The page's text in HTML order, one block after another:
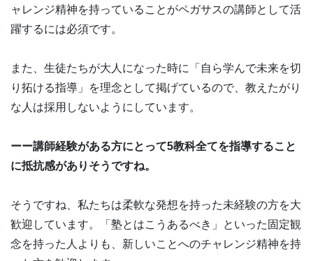
ャレンジ精神を持っていることがペガサスの講師として活
躍するには必須です。
また、生徒たちが大人になった時に「自ら学んで未来を切
り拓ける指導」を理念として掲げているので、教えたがり
な人は採用しないようにしています。
ーー講師経験がある方にとって5教科全てを指導すること
に抵抗感がありそうですね。
そうですね、私たちは柔軟な発想を持った未経験の方を大
歓迎しています。「塾とはこうあるべき」といった固定観
念を持った人よりも、新しいことへのチャレンジ精神を持